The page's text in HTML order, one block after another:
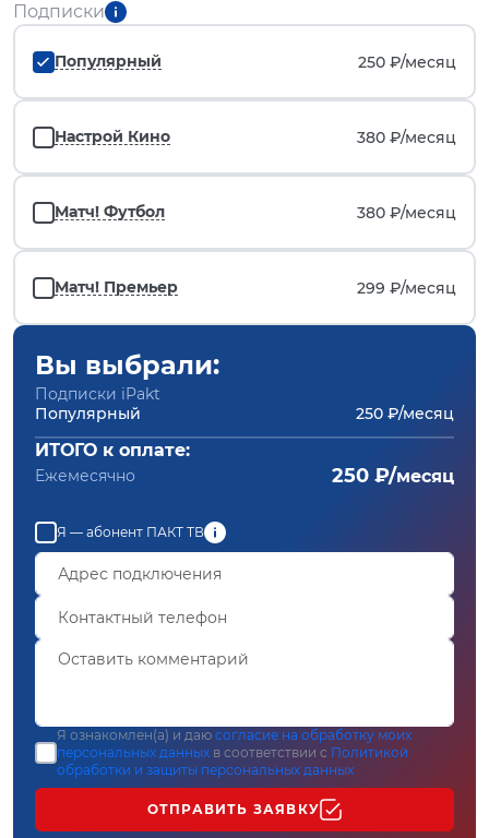
Подписки
Популярный 250 ₽/месяц
Настрой Кино 380 ₽/месяц
Матч! Футбол 380 ₽/месяц
Матч! Премьер 299 ₽/месяц
Вы выбрали:
Подписки iPakt
Популярный
250 ₽/месяц
ИТОГО к оплате:
Ежемесячно 250 ₽/месяц
Я — абонент ПАКТ ТВ
Я ознакомлен(а) и даю согласие на обработку моих
персональных данных в соответствии с Политикой
обработки и защиты персональных данных
ОТПРАВИТЬ ЗАЯВКУ